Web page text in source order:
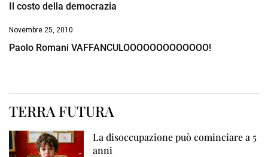
Il costo della democrazia
Novembre 25, 2010
Paolo Romani VAFFANCULOOOOOOOOOOOOO!
TERRA FUTURA
La disoccupazione può cominciare a 5
anni